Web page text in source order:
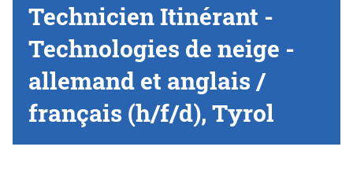
Technicien Itinérant -
Technologies de neige -
allemand et anglais /
français (h/f/d), Tyrol